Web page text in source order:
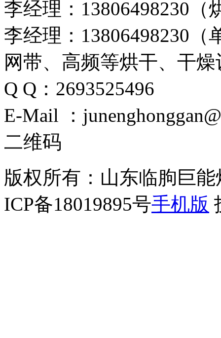
李经理：13806498230
李经理：13806498230
网带、高频等烘干、干
Q Q：2693525496
E-Mail ：
二维码
版权所有：山东临朐巨
ICP备18019895号手机版